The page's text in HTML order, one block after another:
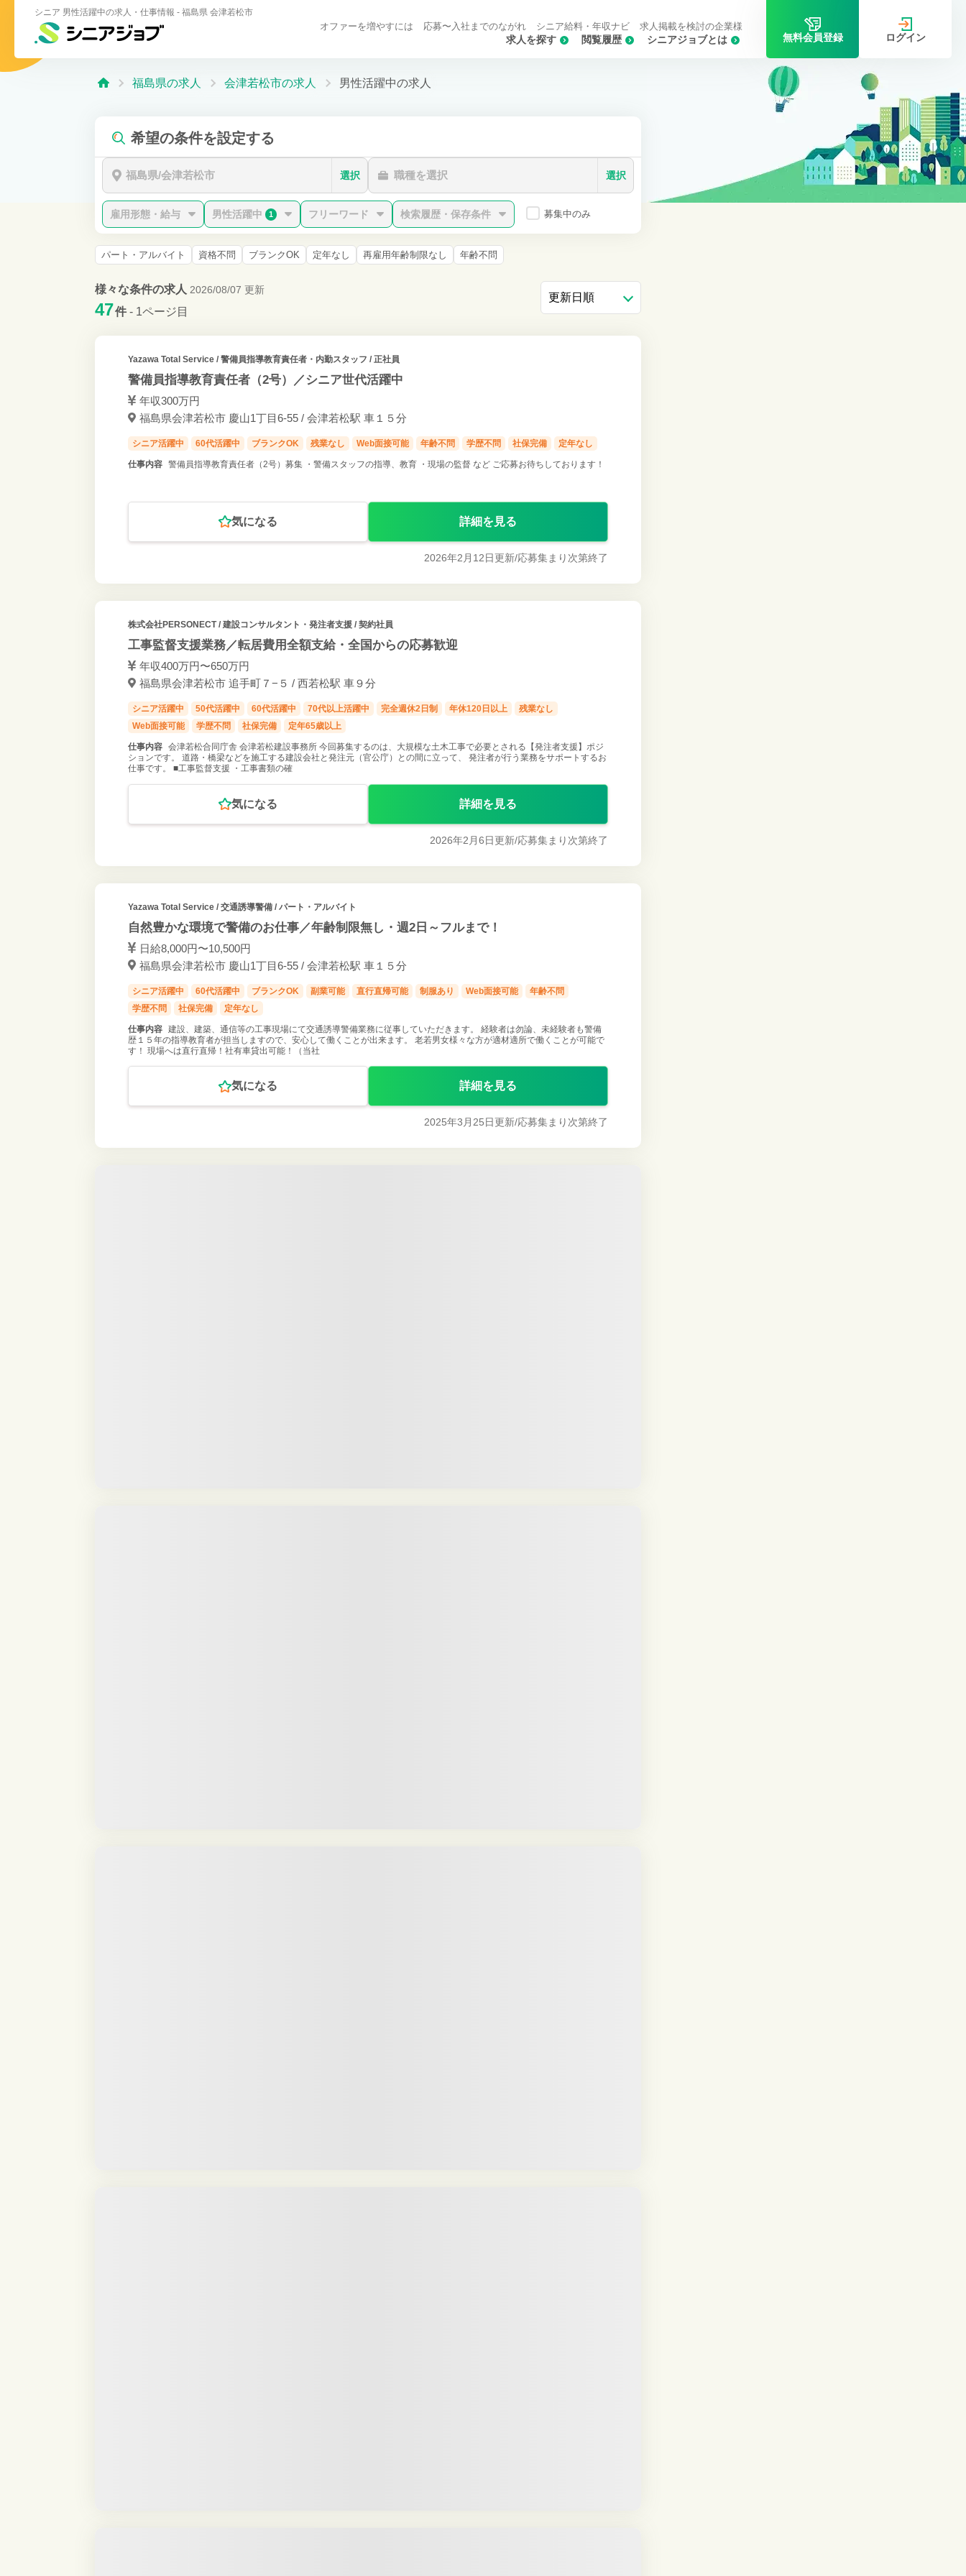
シニア 男性活躍中の求人・仕事情報 - 福島県 会津若松市
求人を探す シニアジョブとは
閲覧履歴
オファーを増やすには 応募〜入社までのながれ シニア給料・年収ナビ 求人掲載を検討の企業様
無料会員登録 ログイン
福島県の求人 会津若松市の求人 男性活躍中の求人
希望の条件を設定する
福島県/会津若松市 選択 職種を選択 選択
雇用形態・給与 男性活躍中 1 フリーワード 検索履歴・保存条件 募集中のみ
パート・アルバイト 資格不問 ブランクOK 定年なし 再雇用年齢制限なし 年齢不問
様々な条件の求人 2026/08/07 更新
47件 - 1ページ目
Yazawa Total Service/ 警備員指導教育責任者・内勤スタッフ / 正社員
警備員指導教育責任者（2号）／シニア世代活躍中
年収300万円
福島県会津若松市 慶山1丁目6-55 / 会津若松駅 車１５分
シニア活躍中 60代活躍中 ブランクOK 残業なし Web面接可能 年齢不問 学歴不問 社保完備 定年なし
仕事内容 警備員指導教育責任者（2号）募集 ・警備スタッフの指導、教育 ・現場の監督 など ご応募お待ちしております！
気になる 詳細を見る
2026年2月12日更新/応募集まり次第終了
株式会社PERSONECT/ 建設コンサルタント・発注者支援 / 契約社員
工事監督支援業務／転居費用全額支給・全国からの応募歓迎
年収400万円〜650万円
福島県会津若松市 追手町７−５ / 西若松駅 車９分
シニア活躍中 50代活躍中 60代活躍中 70代以上活躍中 完全週休2日制 年休120日以上
残業なし
Web面接可能
学歴不問 社保完備 定年65歳以上
仕事内容
会津若松合同庁舎 会津若松建設事務所 今回募集するのは、大規模な土木工事で必要とされる【発注者支援】ポジ
ションです。 道路・橋梁などを施工する建設会社と発注元（官公庁）との間に立って、 発注者が行う業務をサポートするお
仕事です。 ■工事監督支援 ・工事書類の確
気になる 詳細を見る
2026年2月6日更新/応募集まり次第終了
Yazawa Total Service/ 交通誘導警備 / パート・アルバイト
自然豊かな環境で警備のお仕事／年齢制限無し・週2日～フルまで！
日給8,000円〜10,500円
福島県会津若松市 慶山1丁目6-55 / 会津若松駅 車１５分
シニア活躍中 60代活躍中 ブランクOK 副業可能 直行直帰可能 制服あり Web面接可能
年齢不問
学歴不問
社保完備 定年なし
仕事内容
建設、建築、通信等の工事現場にて交通誘導警備業務に従事していただきます。 経験者は勿論、未経験者も警備
歴１５年の指導教育者が担当しますので、安心して働くことが出来ます。 老若男女様々な方が適材適所で働くことが可能で
す！ 現場へは直行直帰！社有車貸出可能！（当社
気になる 詳細を見る
2025年3月25日更新/応募集まり次第終了